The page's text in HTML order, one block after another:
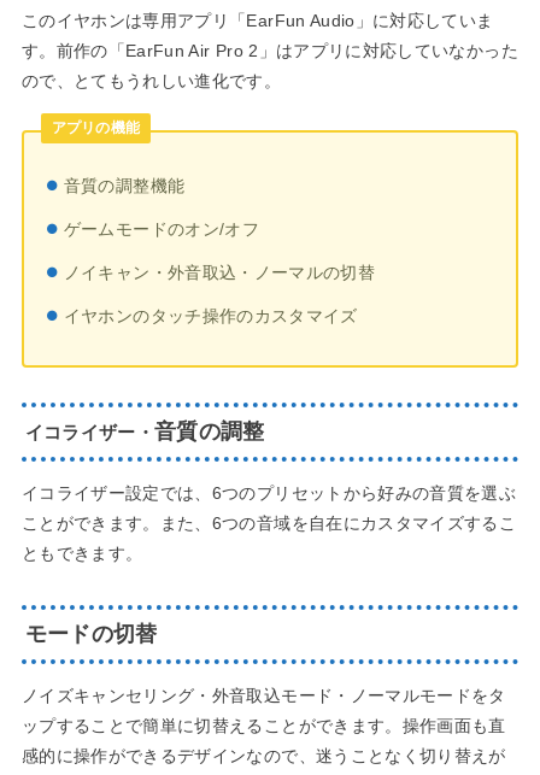
このイヤホンは専用アプリ「EarFun Audio」に対応していま
す。前作の「EarFun Air Pro 2」はアプリに対応していなかった
ので、とてもうれしい進化です。
アプリの機能
音質の調整機能
ゲームモードのオン/オフ
ノイキャン・外音取込・ノーマルの切替
イヤホンのタッチ操作のカスタマイズ
イコライザー・ 音質の調整
イコライザー設定では、6つのプリセットから好みの音質を選ぶ
ことができます。また、6つの音域を自在にカスタマイズするこ
ともできます。
モードの切替
ノイズキャンセリング・外音取込モード・ノーマルモードをタ
ップすることで簡単に切替えることができます。操作画面も直
感的に操作ができるデザインなので、迷うことなく切り替えが